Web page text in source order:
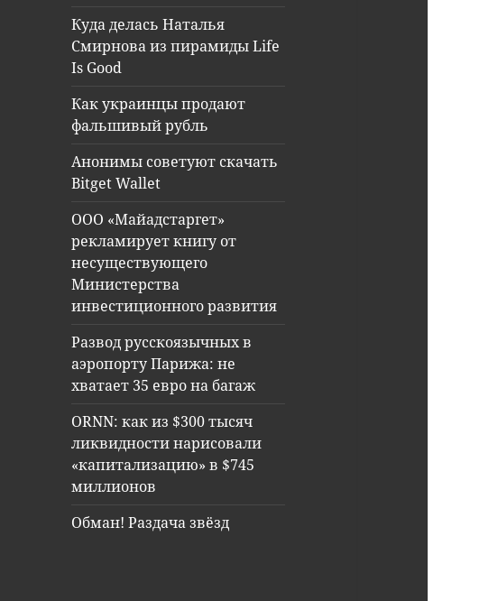
Куда делась Наталья
Смирнова из пирамиды Life
Is Good
Как украинцы продают
фальшивый рубль
Анонимы советуют скачать
Bitget Wallet
ООО «Майадстаргет»
рекламирует книгу от
несуществующего
Министерства
инвестиционного развития
Развод русскоязычных в
аэропорту Парижа: не
хватает 35 евро на багаж
ORNN: как из $300 тысяч
ликвидности нарисовали
«капитализацию» в $745
миллионов
Обман! Раздача звёзд